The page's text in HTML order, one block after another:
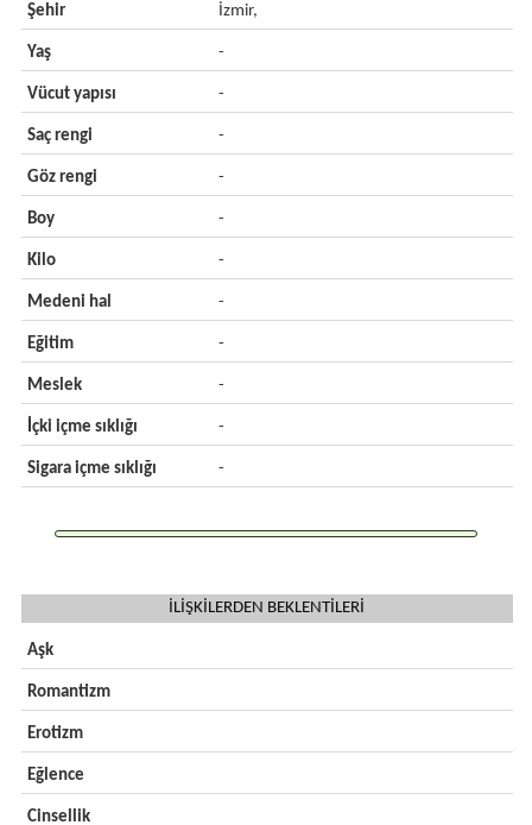
Şehir İzmir,
Yaş -
Vücut yapısı -
Saç rengi -
Göz rengi -
Boy -
Kilo -
Medeni hal -
Eğitim -
Meslek -
İçki içme sıklığı -
Sigara içme sıklığı -
İLİŞKİLERDEN BEKLENTİLERİ
Aşk
Romantizm
Erotizm
Eğlence
Cinsellik